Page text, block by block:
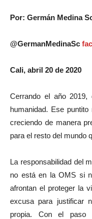
Por: Germán Medina
@GermanMedinaSc
Cali, abril 20 de 2020
Cerrando el año
humanidad. Ese
creciendo de manera
para el resto del mundo
La responsabilidad del
no está en la OMS si
afrontan el proteger la
excusa para justificar
propia. Con el paso